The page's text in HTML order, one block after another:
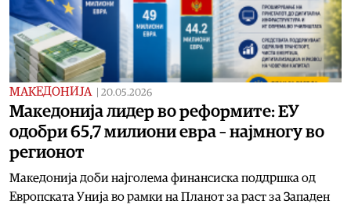
МАКЕДОНИЈА 20.05.2026
Македонија лидер во реформите: ЕУ
одобри 65,7 милиони евра – најмногу во
регионот
Македонија доби најголема финансиска поддршка од
Европската Унија во рамки на Планот за раст за Западен